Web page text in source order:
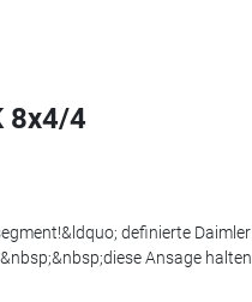
8x4/4
definierte Daimler
Ansage halten